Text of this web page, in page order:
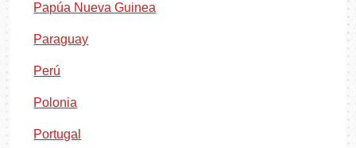
Papúa Nueva Guinea
Paraguay
Perú
Polonia
Portugal